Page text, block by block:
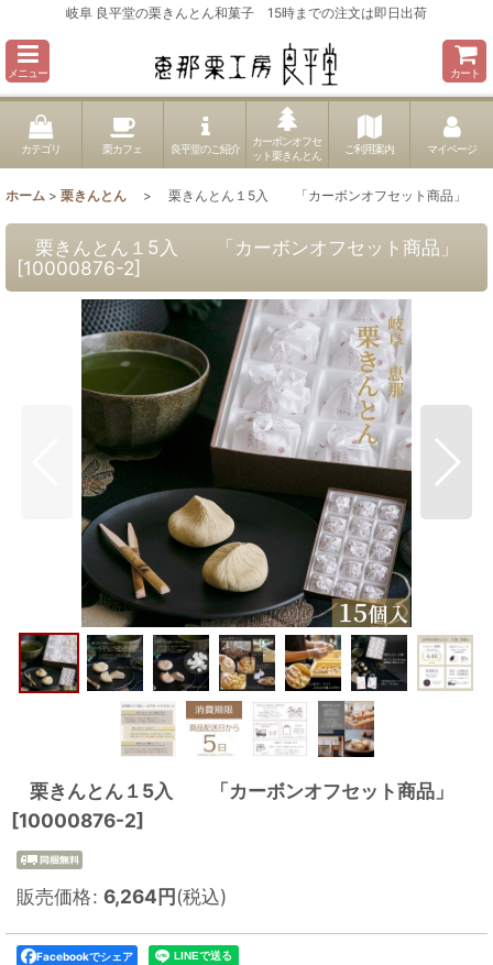
岐阜 良平堂の栗きんとん和菓子 15時までの注文は即日出荷
メニュー カート
カテゴリ 栗カフェ 良平堂のご紹介
カーボンオフセ
ット栗きんとん
ご利用案内 マイページ
ホーム > 栗きんとん > 栗きんとん１5入 「カーボンオフセット商品」
栗きんとん１5入 「カーボンオフセット商品」
[10000876-2]
栗きんとん１5入 「カーボンオフセット商品」
[10000876-2]
販売価格: 6,264円(税込)
Facebookでシェア